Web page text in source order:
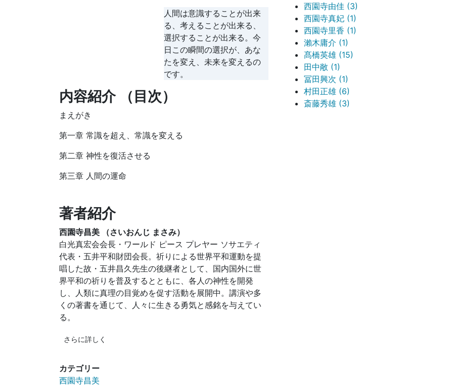
人間は意識することが出来
る、考えることが出来る、
選択することが出来る。今
日この瞬間の選択が、あな
たを変え、未来を変えるの
です。
内容紹介 （目次）
まえがき
第一章 常識を超え、常識を変える
第二章 神性を復活させる
第三章 人間の運命
著者紹介
西園寺昌美 （さいおんじ まさみ）
白光真宏会会長・ワールド ピース プレヤー ソサエティ
代表・五井平和財団会長。祈りによる世界平和運動を提
唱した故・五井昌久先生の後継者として、国内国外に世
界平和の祈りを普及するとともに、各人の神性を開発
し、人類に真理の目覚めを促す活動を展開中。講演や多
くの著書を通じて、人々に生きる勇気と感銘を与えてい
る。
さらに詳しく
カテゴリー
西園寺昌美
西園寺由佳 (3)
西園寺真妃 (1)
西園寺里香 (1)
瀨木庸介 (1)
髙橋英雄 (15)
田中敞 (1)
冨田興次 (1)
村田正雄 (6)
斎藤秀雄 (3)